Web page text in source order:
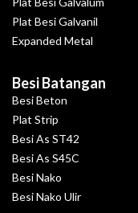
Plat Besi Galvanil
Expanded Metal
Besi Batangan
Besi Beton
Plat Strip
Besi As ST42
Besi As S45C
Besi Nako
Besi Nako Ulir